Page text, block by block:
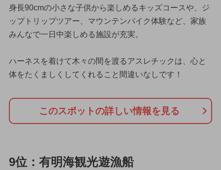
身長90cmの小さな子供から楽しめるキッズコースや、ジ
ップトリップツアー、マウンテンバイク体験など、家族
みんなで一日中楽しめる施設が充実。
ハーネスを着けて木々の間を渡るアスレチックは、心と
体をたくましくしてくれること間違いなしです！
このスポットの詳しい情報を見る
9位：有明海観光遊漁船